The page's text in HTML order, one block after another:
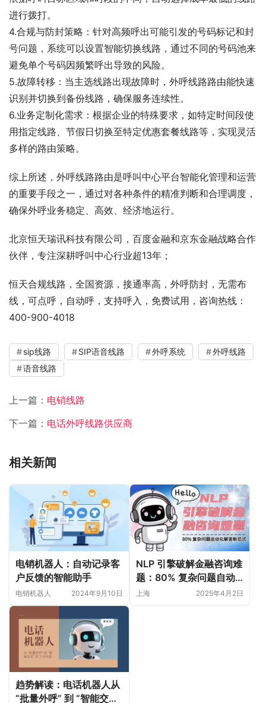
进行拨打。
4.合规与防封策略：针对高频呼出可能引发的号码标记和封
号问题，系统可以设置智能切换线路，通过不同的号码池来
避免单个号码因频繁呼出导致的风险。
5.故障转移：当主选线路出现故障时，外呼线路路由能快速
识别并切换到备份线路，确保服务连续性。
6.业务定制化需求：根据企业的特殊要求，如特定时间段使
用指定线路、节假日切换至特定优惠套餐线路等，实现灵活
多样的路由策略。
综上所述，外呼线路路由是呼叫中心平台智能化管理和运营
的重要手段之一，通过对各种条件的精准判断和合理调度，
确保外呼业务稳定、高效、经济地运行。
北京恒天瑞讯科技有限公司，百度金融和京东金融战略合作
伙伴，专注深耕呼叫中心行业超13年；
恒天合规线路，全国资源，接通率高，外呼防封，无需布
线，可点呼，自动呼，支持呼入，免费试用，咨询热线：
400-900-4018
sip线路 SIP语音线路 外呼系统
外呼线路
语音线路
上一篇： 电销线路
下一篇： 电话外呼线路供应商
相关新闻
电销机器人：自动记录客
户反馈的智能助手
电销机器人 2024年9月10日
NLP 引擎破解金融咨询难
题：80% 复杂问题自动
化解答新范式
上海 2025年4月2日
趋势解读：电话机器人从
“批量外呼” 到 “智能交互”